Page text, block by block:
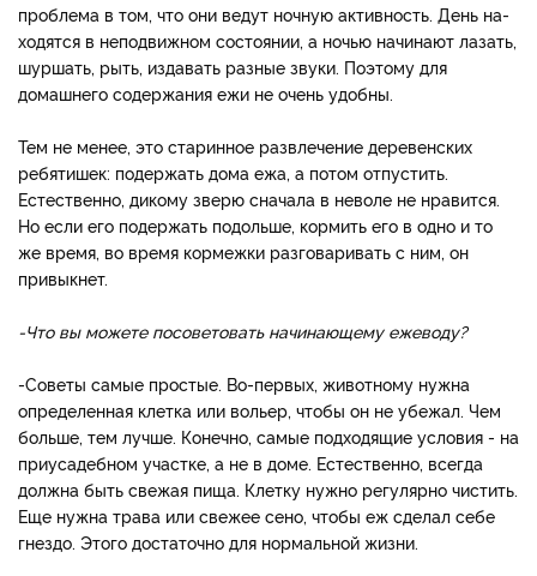
проблема в том, что они ведут ночную активность. День на­
ходятся в неподвижном со­стоянии, а ночью начинают ла­зать,
шуршать, рыть, издавать разные звуки. Поэтому для
домашнего содержания ежи не очень удобны.
Тем не ме­нее, это старинное развлече­ние деревенских
ребятишек: подержать дома ежа, а потом отпустить.
Естественно, дико­му зверю сначала в неволе не нравится.
Но если его поде­ржать подольше, кормить его в одно и то
же время, во вре­мя кормежки разговаривать с ним, он
привыкнет.
-Что вы можете посоветовать начинающему ежеводу?
-Советы самые простые. Во-первых, животному нужна
определенная клетка или во­льер, чтобы он не убежал. Чем
больше, тем лучше. Конечно, самые подходящие условия - на
приусадебном участке, а не в доме. Естественно, всег­да
должна быть свежая пища. Клетку нужно регулярно чи­стить.
Еще нужна трава или свежее сено, чтобы еж сделал себе
гнездо. Этого достаточ­но для нормальной жизни.